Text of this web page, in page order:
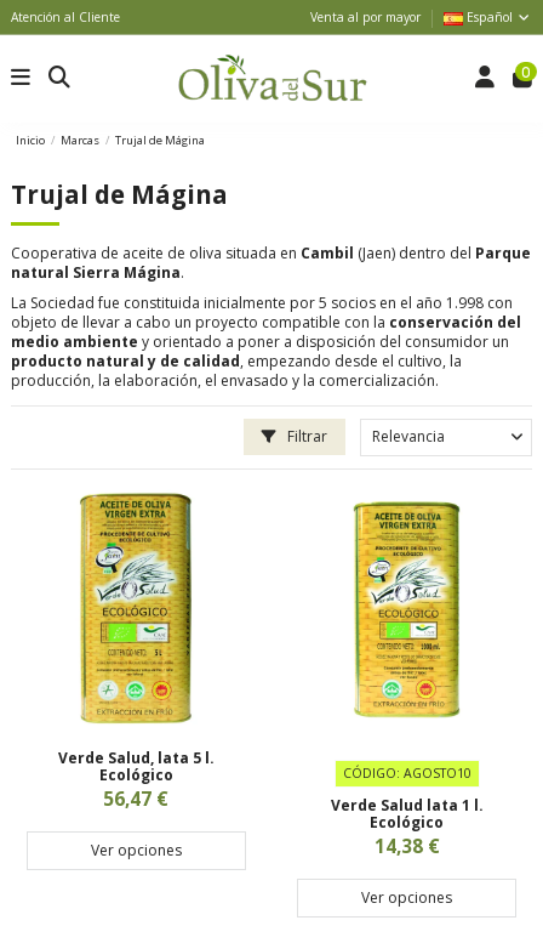
Atención al Cliente Venta al por mayor Español
0
Inicio Marcas Trujal de Mágina
Trujal de Mágina
Cooperativa de aceite de oliva situada en Cambil (Jaen) dentro del Parque
natural Sierra Mágina.
La Sociedad fue constituida inicialmente por5 socios en el año 1.998 con
objeto de llevar a cabo un proyecto compatible con la conservación del
medio ambiente y orientado a poner a disposición del consumidor un
producto natural y de calidad, empezando desde el cultivo, la
producción, la elaboración, el envasado y la comercialización.
Filtrar
Verde Salud, lata 5 l.
Ecológico
56,47 €
Ver opciones
CÓDIGO: AGOSTO10
Verde Salud lata 1 l.
Ecológico
14,38 €
Ver opciones